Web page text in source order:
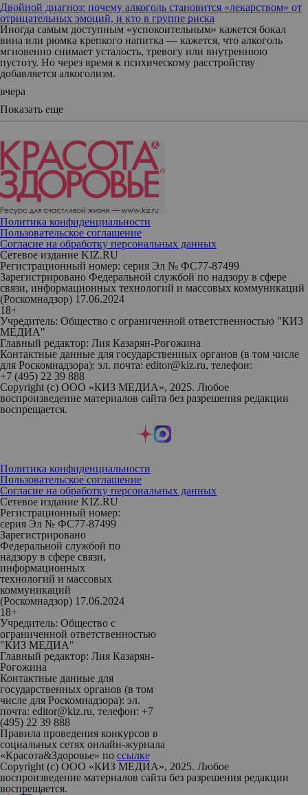
Двойной диагноз: почему алкоголь становится «лекарством» от
отрицательных эмоций, и кто в группе риска
Иногда самым доступным «успокоительным» кажется бокал
вина или рюмка крепкого напитка — кажется, что алкоголь
мгновенно снимает усталость, тревогу или внутреннюю
пустоту. Но через время к психическому расстройству
добавляется алкоголизм.
вчера
Показать еще
Политика конфиденциальности
Пользовательское соглашение
Согласие на обработку персональных данных
Сетевое издание KIZ.RU
Регистрационный номер: серия Эл № ФС77-87499
Зарегистрировано Федеральной службой по надзору в сфере
связи, информационных технологий и массовых коммуникаций
(Роскомнадзор) 17.06.2024
18+
Учредитель: Общество с ограниченной ответственностью "КИЗ
МЕДИА"
Главный редактор: Лия Казарян-Рогожина
Контактные данные для государственных органов (в том числе
для Роскомнадзора): эл. почта: editor@kiz.ru, телефон:
+7 (495) 22 39 888
Copyright (с) ООО «КИЗ МЕДИА», 2025. Любое
воспроизведение материалов сайта без разрешения редакции
воспрещается.
Политика конфиденциальности
Пользовательское соглашение
Согласие на обработку персональных данных
Сетевое издание KIZ.RU
Регистрационный номер:
серия Эл № ФС77-87499
Зарегистрировано
Федеральной службой по
надзору в сфере связи,
информационных
технологий и массовых
коммуникаций
(Роскомнадзор) 17.06.2024
18+
Учредитель: Общество с
ограниченной ответственностью
"КИЗ МЕДИА"
Главный редактор: Лия Казарян-
Рогожина
Контактные данные для
государственных органов (в том
числе для Роскомнадзора): эл.
почта: editor@kiz.ru, телефон: +7
(495) 22 39 888
Правила проведения конкурсов в
социальных сетях онлайн-журнала
«Красота&Здоровье» по ссылке
Copyright (с) ООО «КИЗ МЕДИА», 2025. Любое
воспроизведение материалов сайта без разрешения редакции
воспрещается.